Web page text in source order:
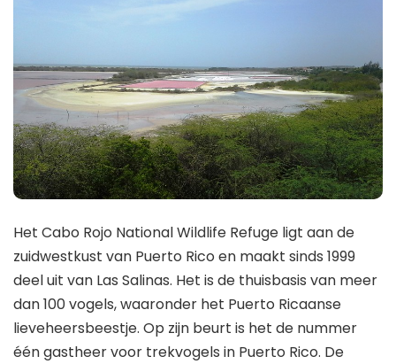
Het Cabo Rojo National Wildlife Refuge ligt aan de
zuidwestkust van Puerto Rico en maakt sinds 1999
deel uit van Las Salinas. Het is de thuisbasis van meer
dan 100 vogels, waaronder het Puerto Ricaanse
lieveheersbeestje. Op zijn beurt is het de nummer
één gastheer voor trekvogels in Puerto Rico. De